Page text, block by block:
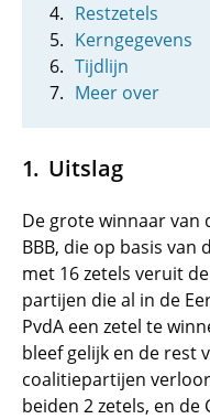
Restzetels
Kerngegevens
Tijdlijn
Meer over
Uitslag
De grote winnaar van
BBB, die op basis
met 16 zetels veruit
partijen die al in de
PvdA een zetel te
bleef gelijk en de rest
coalitiepartijen verloor
beiden 2 zetels, en de